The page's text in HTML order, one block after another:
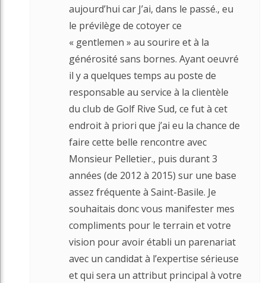
aujourd’hui car J’ai, dans le passé., eu
le prévilège de cotoyer ce
« gentlemen » au sourire et à la
générosité sans bornes. Ayant oeuvré
il y a quelques temps au poste de
responsable au service à la clientèle
du club de Golf Rive Sud, ce fut à cet
endroit à priori que j’ai eu la chance de
faire cette belle rencontre avec
Monsieur Pelletier., puis durant 3
années (de 2012 à 2015) sur une base
assez fréquente à Saint-Basile. Je
souhaitais donc vous manifester mes
compliments pour le terrain et votre
vision pour avoir établi un parenariat
avec un candidat à l’expertise sérieuse
et qui sera un attribut principal à votre